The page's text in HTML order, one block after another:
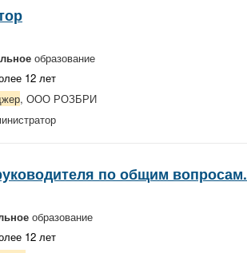
образование
12 лет
, ООО РОЗБРИ
по общим вопросам.
образование
12 лет